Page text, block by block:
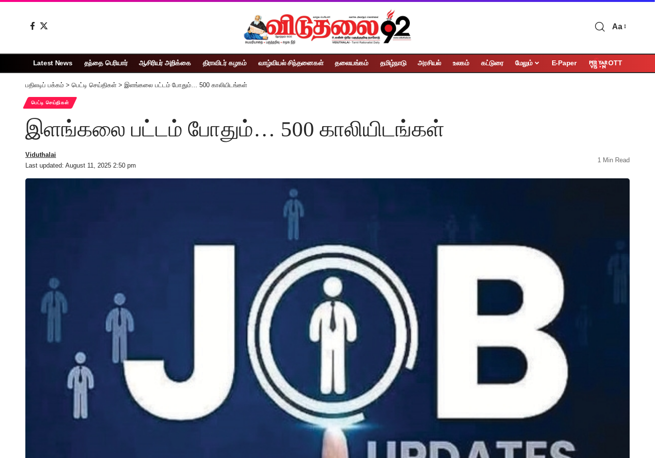
Aa
Latest News தந்தை பெரியார் ஆசிரியர் அறிக்கை திராவிடர் கழகம் வாழ்வியல் சிந்தனைகள் தலையங்கம் தமிழ்நாடு அரசியல் உலகம் கட்டுரை மேலும் E-Paper OTT
பதிலடிப் பக்கம் > பெட்டி செய்திகள் > இளங்கலை பட்டம் போதும்… 500 காலியிடங்கள்
பெட்டி செய்திகள்
இளங்கலை பட்டம் போதும்… 500 காலியிடங்கள்
Last updated: August 11, 2025 2:50 pm
Viduthalai
1 Min Read